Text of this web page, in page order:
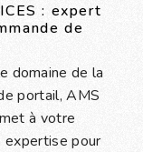
: expert
de
domaine de la
portail, AMS
à votre
expertise pour